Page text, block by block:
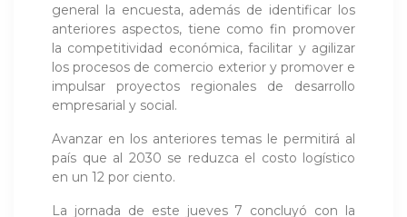
general la encuesta, además de identificar los
anteriores aspectos, tiene como fin promover
la competitividad económica, facilitar y agilizar
los procesos de comercio exterior y promover e
impulsar proyectos regionales de desarrollo
empresarial y social.
Avanzar en los anteriores temas le permitirá al
país que al 2030 se reduzca el costo logístico
en un 12 por ciento.
La jornada de este jueves 7 concluyó con la